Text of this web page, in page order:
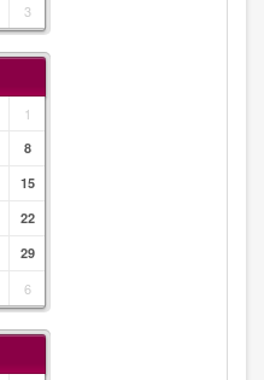
3
1
8
15
22
29
6